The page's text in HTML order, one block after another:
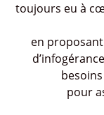
toujours eu à
en proposant
pour